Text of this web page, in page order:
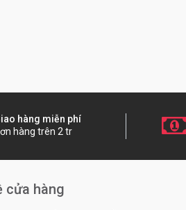
hàng miễn phí
hàng trên 2 tr
cửa hàng